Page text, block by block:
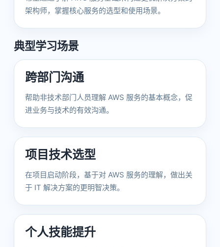
架构师，掌握核心服务的选型和使用场景。
典型学习场景
跨部门沟通
帮助非技术部门人员理解 AWS 服务的基本概念，促
进业务与技术的有效沟通。
项目技术选型
在项目启动阶段，基于对 AWS 服务的理解，做出关
于 IT 解决方案的更明智决策。
个人技能提升